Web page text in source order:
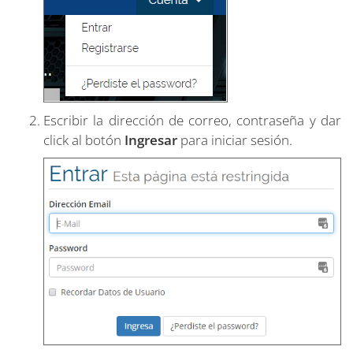
Escribir la dirección de correo, contraseña y dar
click al botón Ingresar para iniciar sesión.